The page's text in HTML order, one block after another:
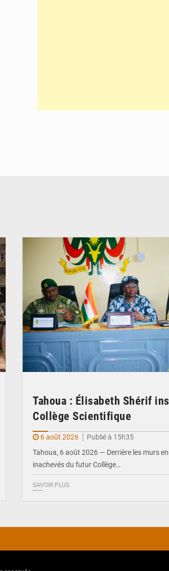
Tahoua : Élisabeth Shérif
Collège Scientifique
6 août 2026
Publié à 15h35
Tahoua, 6 août 2026 — Derrière les murs
inachevés du futur Collège…
SAVOIR PLUS